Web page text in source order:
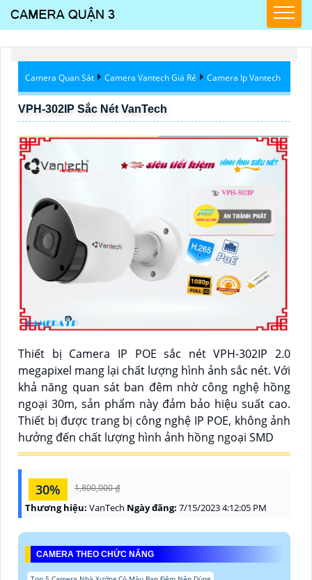
Camera Quan Sát Camera Vantech Giá Rẻ Camera Ip Vantech
VPH-302IP Sắc Nét VanTech
Thiết bị Camera IP POE sắc nét VPH-302IP 2.0
megapixel mang lại chất lượng hình ảnh sắc nét. Với
khả năng quan sát ban đêm nhờ công nghệ hồng
ngoại 30m, sản phẩm này đảm bảo hiệu suất cao.
Thiết bị được trang bị công nghệ IP POE, không ảnh
hưởng đến chất lượng hình ảnh hồng ngoại SMD
30% 1,800,000 ₫
Thương hiệu: VanTech Ngày đăng: 7/15/2023 4:12:05 PM
CAMERA THEO CHỨC NĂNG